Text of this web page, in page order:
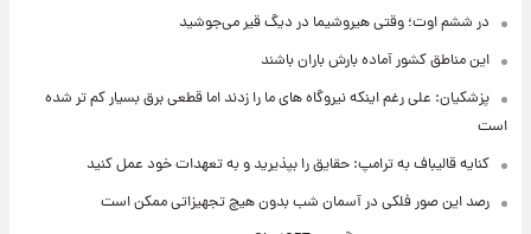
در ششم اوت؛ وقتی هیروشیما در دیگ قیر می‌جوشید
این مناطق کشور آماده بارش باران باشند
پزشکیان: علی رغم اینکه نیروگاه های ما را زدند اما قطعی برق بسیار کم تر شده
است
کنایه قالیباف به ترامپ: حقایق را بپذیرید و به تعهدات خود عمل کنید
رصد این صور فلکی در آسمان شب بدون هیچ تجهیزاتی ممکن است